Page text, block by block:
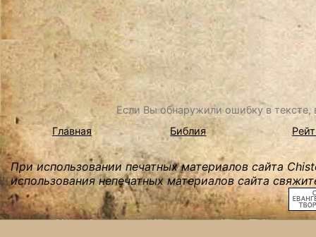
Если Вы обнаружили ошибку в
Главная
Библия
При использовании печатных материалов сайта
использования непечатных материалов сайта